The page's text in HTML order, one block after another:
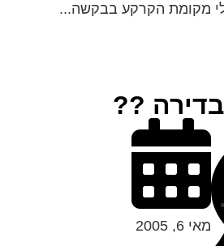
מקומת הקרקע בבקשה...
??
מאי 6, 2005